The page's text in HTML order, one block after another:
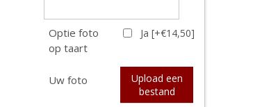
Optie foto
op taart
Ja [+€14,50]
Uw foto
Upload een
bestand